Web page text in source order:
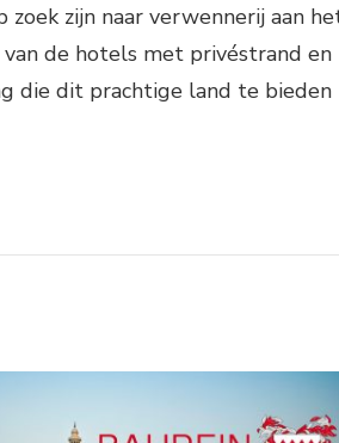
zijn naar verwennerij aan
de hotels met privéstrand en
die dit prachtige land te bieden